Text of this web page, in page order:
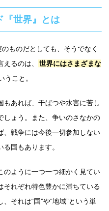
『世界』とは
のものだとしても、そうでなく
えるのは、
世界にはさまざまな
うこと。
もあれば、干ばつや水害に苦し
しょう。また、争いのさなかの
、戦争には今後一切参加しない
る国もあります。
のように一つ一つ細かく見てい
それぞれ特色豊かに満ちている
、それは“国”や“地域”という単